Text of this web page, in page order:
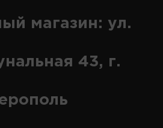
магазин: ул.
43, г.